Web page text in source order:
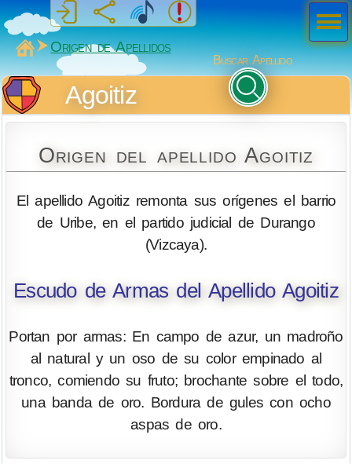
MiSabueso
Origen de Apellidos
Buscar Apellido
Agoitiz
Origen del apellido Agoitiz
El apellido Agoitiz remonta sus orígenes el barrio
de Uribe, en el partido judicial de Durango
(Vizcaya).
Escudo de Armas del Apellido Agoitiz
Portan por armas: En campo de azur, un madroño
al natural y un oso de su color empinado al
tronco, comiendo su fruto; brochante sobre el todo,
una banda de oro. Bordura de gules con ocho
aspas de oro.
Men
ú